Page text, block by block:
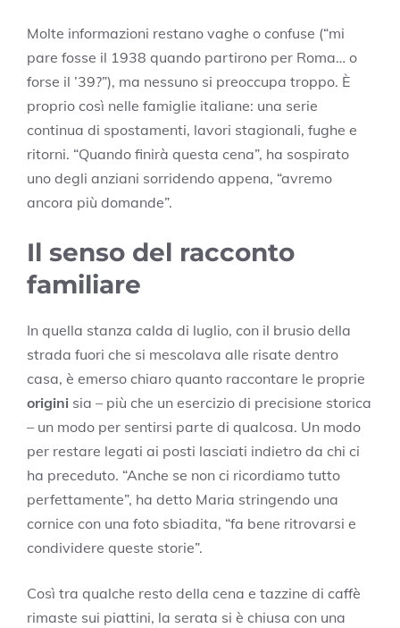
Molte informazioni restano vaghe o confuse (“mi
pare fosse il 1938 quando partirono per Roma… o
forse il ’39?”), ma nessuno si preoccupa troppo. È
proprio così nelle famiglie italiane: una serie
continua di spostamenti, lavori stagionali, fughe e
ritorni. “Quando finirà questa cena”, ha sospirato
uno degli anziani sorridendo appena, “avremo
ancora più domande”.
Il senso del racconto
familiare
In quella stanza calda di luglio, con il brusio della
strada fuori che si mescolava alle risate dentro
casa, è emerso chiaro quanto raccontare le proprie
origini sia – più che un esercizio di precisione storica
– un modo per sentirsi parte di qualcosa. Un modo
per restare legati ai posti lasciati indietro da chi ci
ha preceduto. “Anche se non ci ricordiamo tutto
perfettamente”, ha detto Maria stringendo una
cornice con una foto sbiadita, “fa bene ritrovarsi e
condividere queste storie”.
Così tra qualche resto della cena e tazzine di caffè
rimaste sui piattini, la serata si è chiusa con una